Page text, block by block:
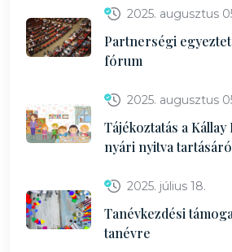
2025. augusztus
Partnerségi
fórum
2025. augusztus
Tájékoztatás a
nyári nyitva
2025. július 18.
Tanévkezdési
tanévre